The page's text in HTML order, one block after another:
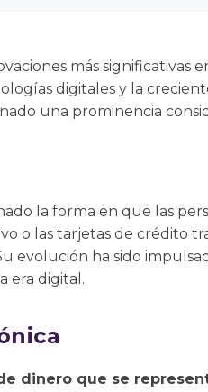
más significativas
digitales y la
una prominencia
la forma en que las
o las tarjetas de crédito
evolución ha sido
era digital.
dinero que se